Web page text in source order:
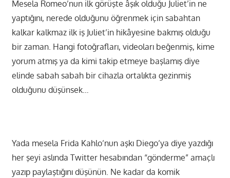
Mesela Romeo’nun ilk görüşte âşık olduğu Juliet’in ne
yaptığını, nerede olduğunu öğrenmek için sabahtan
kalkar kalkmaz ilk iş Juliet’in hikâyesine bakmış olduğu
bir zaman. Hangi fotoğrafları, videoları beğenmiş, kime
yorum atmış ya da kimi takip etmeye başlamış diye
elinde sabah sabah bir cihazla ortalıkta gezinmiş
olduğunu düşünsek…
Yada mesela Frida Kahlo’nun aşkı Diego’ya diye yazdığı
her şeyi aslında Twitter hesabından “gönderme” amaçlı
yazıp paylaştığını düşünün. Ne kadar da komik